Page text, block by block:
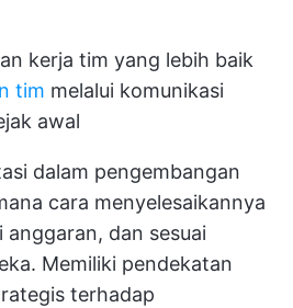
kerja tim yang lebih baik
tim melalui komunikasi
awal
dalam pengembangan
cara menyelesaikannya
dan sesuai
Memiliki pendekatan
terhadap